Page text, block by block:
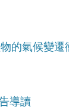
的氣候變遷
導讀